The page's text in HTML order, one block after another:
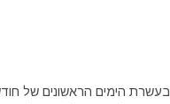
הימים הראשונים של חודש